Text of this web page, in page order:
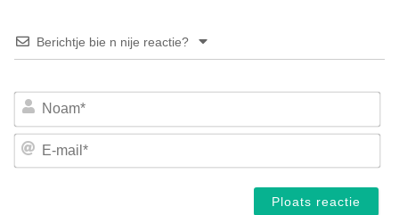
Berichtje bie n nije reactie?
E-